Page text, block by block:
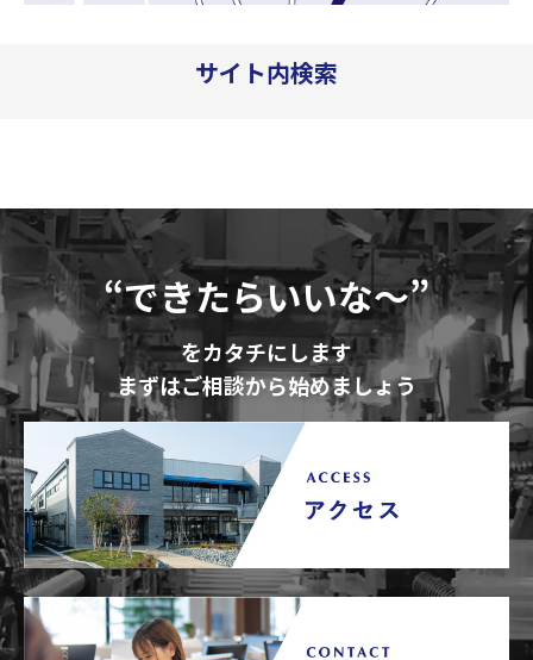
サイト内検索
“できたらいいな～”
をカタチにします
まずはご相談から始めましょう